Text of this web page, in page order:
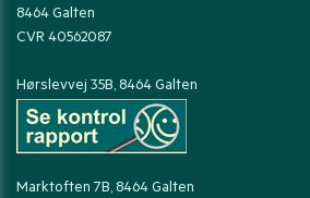
8464 Galten
CVR 40562087
Hørslevvej 35B, 8464 Galten
Marktoften 7B, 8464 Galten